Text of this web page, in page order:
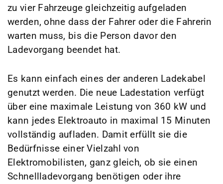
zu vier Fahrzeuge gleichzeitig aufgeladen
werden, ohne dass der Fahrer oder die Fahrerin
warten muss, bis die Person davor den
Ladevorgang beendet hat.
Es kann einfach eines der anderen Ladekabel
genutzt werden. Die neue Ladestation verfügt
über eine maximale Leistung von 360 kW und
kann jedes Elektroauto in maximal 15 Minuten
vollständig aufladen. Damit erfüllt sie die
Bedürfnisse einer Vielzahl von
Elektromobilisten, ganz gleich, ob sie einen
Schnellladevorgang benötigen oder ihre